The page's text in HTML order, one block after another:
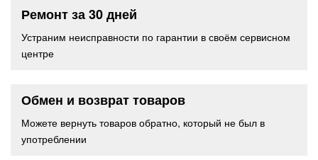
Ремонт за 30 дней
Устраним неисправности по гарантии в своём сервисном
центре
Обмен и возврат товаров
Можете вернуть товаров обратно, который не был в
употреблении